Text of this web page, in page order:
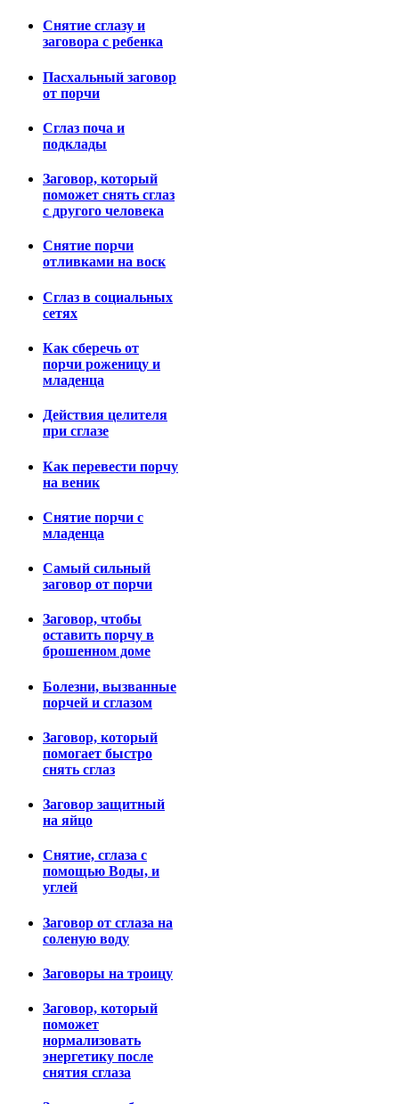
Снятие сглазу и
заговора с ребенка
Пасхальный заговор
от порчи
Сглаз поча и
подклады
Заговор, который
поможет снять сглаз
с другого человека
Снятие порчи
отливками на воск
Сглаз в социальных
сетях
Как сберечь от
порчи роженицу и
младенца
Действия целителя
при сглазе
Как перевести порчу
на веник
Снятие порчи с
младенца
Самый сильный
заговор от порчи
Заговор, чтобы
оставить порчу в
брошенном доме
Болезни, вызванные
порчей и сглазом
Заговор, который
помогает быстро
снять сглаз
Заговор защитный
на яйцо
Снятие, сглаза с
помощью Воды, и
углей
Заговор от сглаза на
соленую воду
Заговоры на троицу
Заговор, который
поможет
нормализовать
энергетику после
снятия сглаза